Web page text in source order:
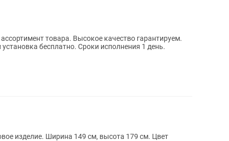
товара. Высокое качество гарантируем.
изделие. Ширина 149 см, высота 179 см. Цвет